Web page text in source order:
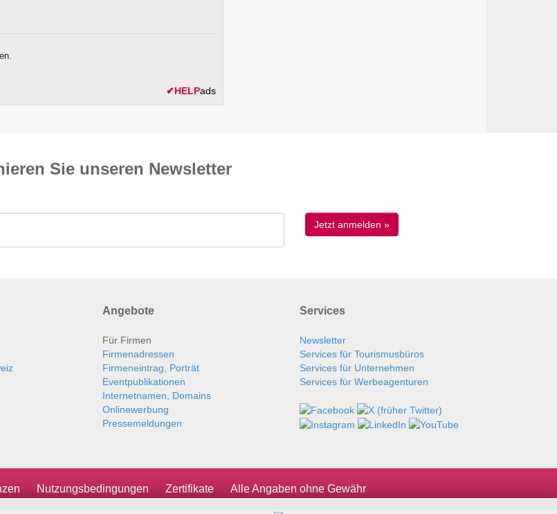
✔HELPads
Sie unseren News­letter
Angebote
Für Firmen
Firmenadressen
Firmeneintrag, Porträt
Eventpublikationen
Internetnamen, Domains
Onlinewerbung
Pressemeldungen
Services
Newsletter
Services für Tourismusbüros
Services für Unternehmen
Services für Werbeagenturen
Nutzungsbedingungen Zertifikate Alle Angaben ohne Gewähr